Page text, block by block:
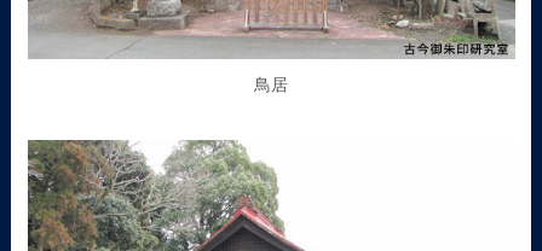
鳥居